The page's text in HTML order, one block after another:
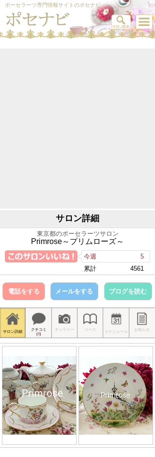
ポーセラーツ専門情報サイトのポセナビ
サロン詳細
東京都のポーセラーツサロン
Primrose～プリムローズ～
今週
5
累計
4561
電話をする メールをする ブログを読む
サロン詳細
クチコミ
(0)
ギャラリー コース スケジュール お知らせ